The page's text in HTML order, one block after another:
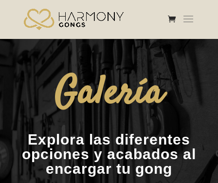
Galería
Explora las diferentes
opciones y acabados al
encargar tu gong